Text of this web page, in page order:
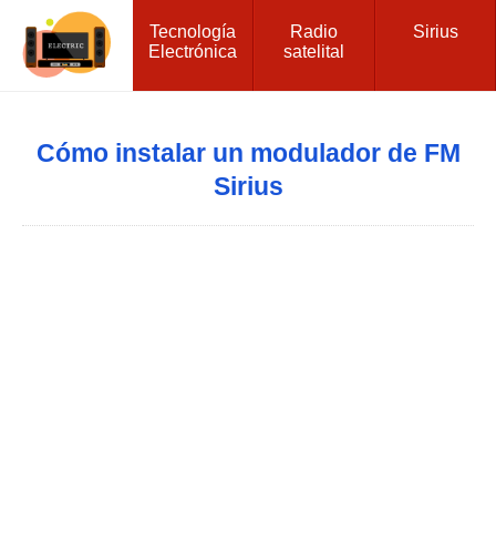
Tecnología
Electrónica
Radio
satelital
Sirius
Cómo instalar un modulador de FM
Sirius